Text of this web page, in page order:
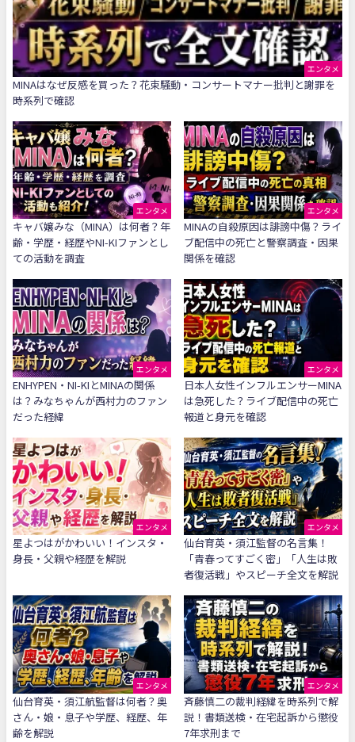
エンタメ
MINAはなぜ反感を買った？花束騒動・コンサートマナー批判と謝罪を
時系列で確認
エンタメ
キャバ嬢みな（MINA）は何者？年
齢・学歴・経歴やNI-KIファンとし
ての活動を調査
エンタメ
MINAの自殺原因は誹謗中傷？ライ
ブ配信中の死亡と警察調査・因果
関係を確認
エンタメ
ENHYPEN・NI-KIとMINAの関係
は？みなちゃんが西村力のファン
だった経緯
エンタメ
日本人女性インフルエンサーMINA
は急死した？ライブ配信中の死亡
報道と身元を確認
エンタメ
星よつはがかわいい！インスタ・
身長・父親や経歴を解説
エンタメ
仙台育英・須江監督の名言集！
「青春ってすごく密」「人生は敗
者復活戦」やスピーチ全文を解説
エンタメ
仙台育英・須江航監督は何者？奥
さん・娘・息子や学歴、経歴、年
齢を解説
エンタメ
斉藤慎二の裁判経緯を時系列で解
説！書類送検・在宅起訴から懲役
7年求刑まで